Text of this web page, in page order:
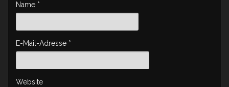
Name *
E-Mail-Adresse *
Website